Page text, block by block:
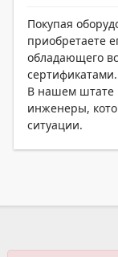
Покупая
приобретаете
обладающего
сертификатами.
В нашем штате
инженеры,
ситуации.